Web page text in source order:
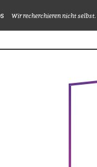
Wir recherchieren nicht selbst.